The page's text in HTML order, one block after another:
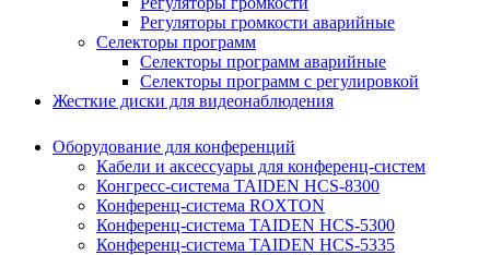
Регуляторы громкости аварийные
Селекторы программ
Селекторы программ аварийные
Селекторы программ с регулировкой
Жесткие диски для видеонаблюдения
Оборудование для конференций
Кабели и аксессуары для конференц-систем
Конгресс-система TAIDEN HCS-8300
Конференц-система ROXTON
Конференц-система TAIDEN HCS-5300
Конференц-система TAIDEN HCS-5335